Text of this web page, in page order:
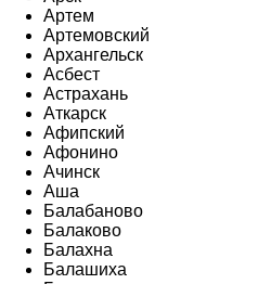
Артем
Артемовский
Архангельск
Асбест
Астрахань
Аткарск
Афипский
Афонино
Ачинск
Аша
Балабаново
Балаково
Балахна
Балашиха